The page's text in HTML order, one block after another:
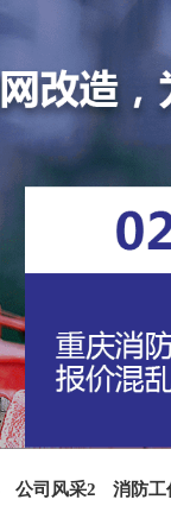
公司风采2
消防工